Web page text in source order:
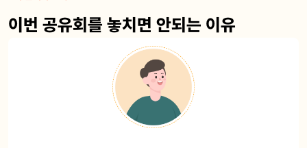
이번 공유회를 놓치면 안되는 이유